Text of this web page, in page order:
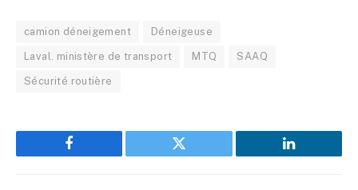
camion déneigement Déneigeuse
Laval. ministère de transport MTQ SAAQ
Sécurité routière
Facebook Twitter LinkedIn